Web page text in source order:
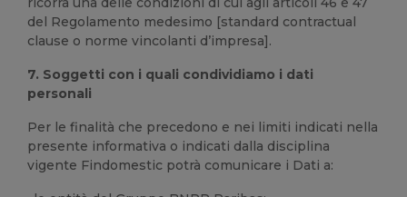
del Regolamento medesimo [standard contractual
clause o norme vincolanti d’impresa].
7. Soggetti con i quali condividiamo i dati
personali
Per le finalità che precedono e nei limiti indicati nella
presente informativa o indicati dalla disciplina
vigente Findomestic potrà comunicare i Dati a: